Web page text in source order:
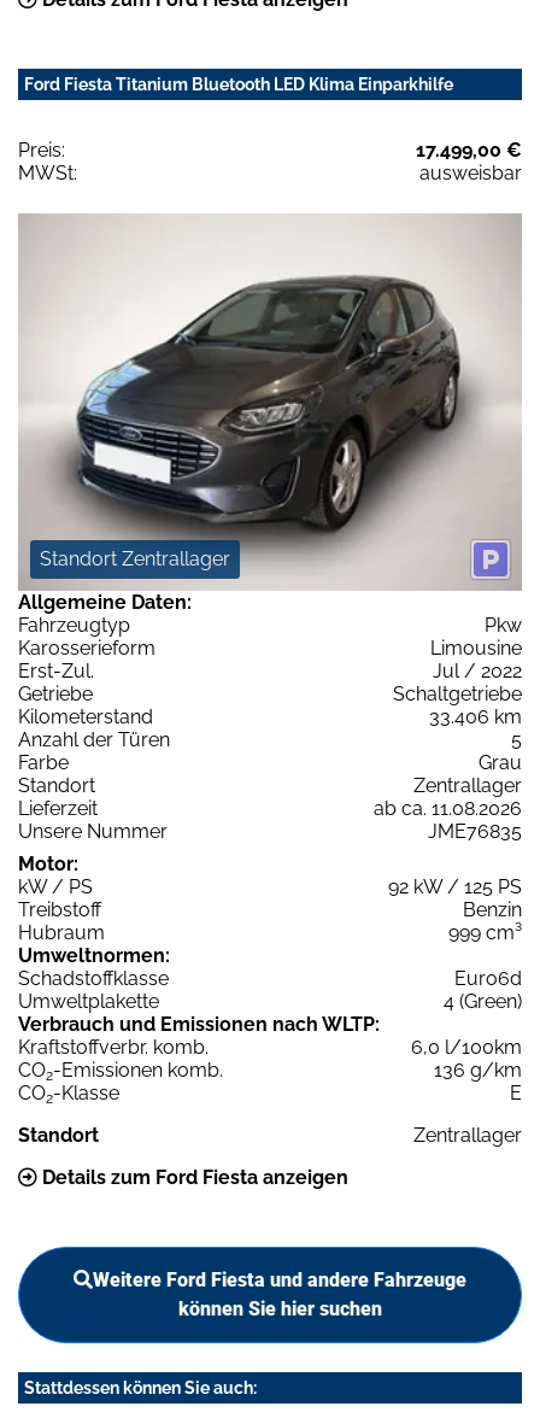
Ford Fiesta Titanium Bluetooth LED Klima Einparkhilfe
Preis:
17.499,00 €
MWSt:
ausweisbar
Standort Zentrallager
Allgemeine Daten:
Fahrzeugtyp
Pkw
Karosserieform
Limousine
Erst-Zul.
Jul / 2022
Getriebe
Schaltgetriebe
Kilometerstand
33.406 km
Anzahl der Türen
5
Farbe
Grau
Standort
Zentrallager
Lieferzeit
ab ca. 11.08.2026
Unsere Nummer
JME76835
Motor:
kW / PS
92 kW / 125 PS
Treibstoff
Benzin
Hubraum
999 cm³
Umweltnormen:
Schadstoffklasse
Euro6d
Umweltplakette
4 (Green)
Verbrauch und Emissionen nach WLTP:
Kraftstoffverbr. komb.
6,0 l/100km
CO2-Emissionen komb.
136 g/km
CO2-Klasse
E
Standort
Zentrallager
Details zum Ford Fiesta anzeigen
Weitere Ford Fiesta und andere Fahrzeuge
können Sie hier suchen
Stattdessen können Sie auch: